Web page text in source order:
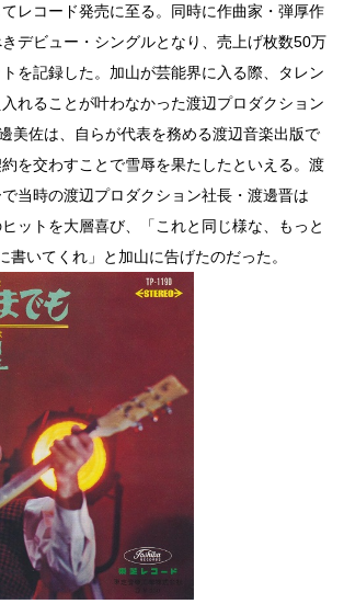
レコード発売に至る。同時に作曲家・弾厚作
デビュー・シングルとなり、売上げ枚数50万
を記録した。加山が芸能界に入る際、タレン
れることが叶わなかった渡辺プロダクション
美佐は、自らが代表を務める渡辺音楽出版で
を交わすことで雪辱を果たしたといえる。渡
当時の渡辺プロダクション社長・渡邊晋は
ヒットを大層喜び、「これと同じ様な、もっと
書いてくれ」と加山に告げたのだった。